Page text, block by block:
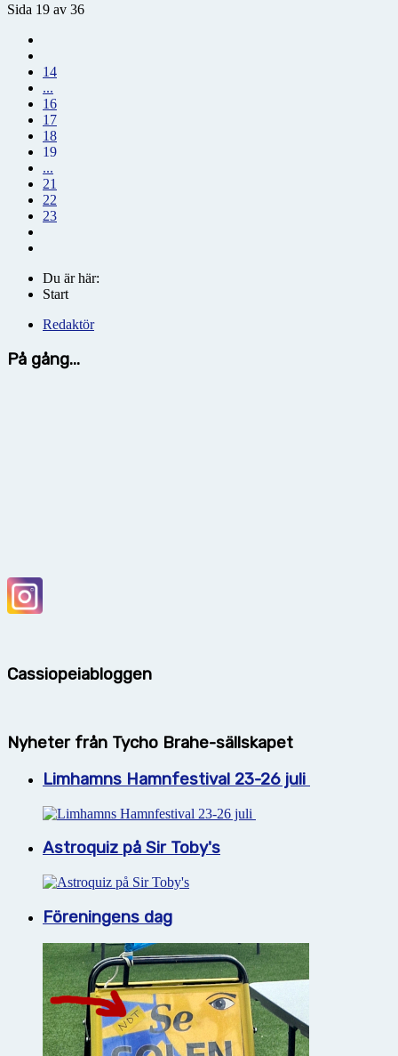
Sida 19 av 36
14
...
16
17
18
19
...
21
22
23
Du är här:
Start
Redaktör
På gång...
Cassiopeiabloggen
Nyheter från Tycho Brahe-sällskapet
Limhamns Hamnfestival 23-26 juli
Astroquiz på Sir Toby's
Föreningens dag